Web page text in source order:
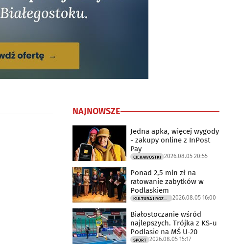
NAJNOWSZE
Jedna apka, więcej wygody
- zakupy online z InPost
Pay
CIEKAWOSTKI 2026.08.05 20:55
Ponad 2,5 mln zł na
ratowanie zabytków w
Podlaskiem
2026.08.05 16:00
Białostoczanie wśród
najlepszych. Trójka z KS-u
Podlasie na MŚ U-20
SPORT 2026.08.05 15:17